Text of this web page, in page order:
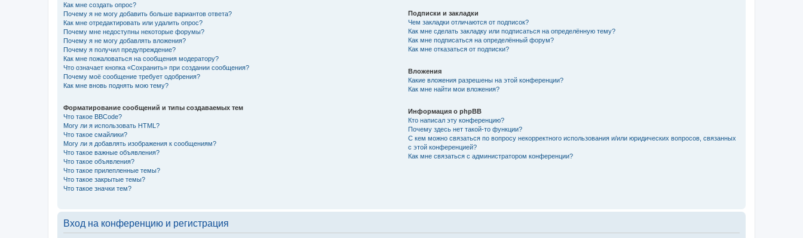
Как мне создать опрос?
Почему я не могу добавить больше вариантов ответа?
Как мне отредактировать или удалить опрос?
Почему мне недоступны некоторые форумы?
Почему я не могу добавлять вложения?
Почему я получил предупреждение?
Как мне пожаловаться на сообщения модератору?
Что означает кнопка «Сохранить» при создании сообщения?
Почему моё сообщение требует одобрения?
Как мне вновь поднять мою тему?
Форматирование сообщений и типы создаваемых тем
Что такое BBCode?
Могу ли я использовать HTML?
Что такое смайлики?
Могу ли я добавлять изображения к сообщениям?
Что такое важные объявления?
Что такое объявления?
Что такое прилепленные темы?
Что такое закрытые темы?
Что такое значки тем?
Подписки и закладки
Чем закладки отличаются от подписок?
Как мне сделать закладку или подписаться на определённую тему?
Как мне подписаться на определённый форум?
Как мне отказаться от подписки?
Вложения
Какие вложения разрешены на этой конференции?
Как мне найти мои вложения?
Информация о phpBB
Кто написал эту конференцию?
Почему здесь нет такой-то функции?
С кем можно связаться по вопросу некорректного использования и/или юридических вопросов, связанных
с этой конференцией?
Как мне связаться с администратором конференции?
Вход на конференцию и регистрация